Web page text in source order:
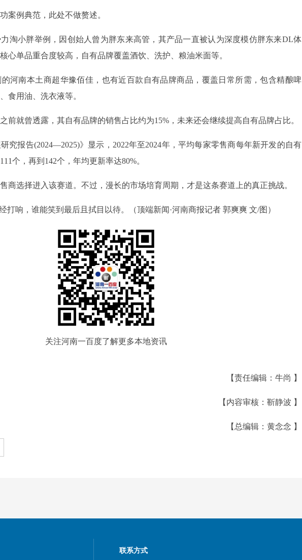
案例典范，此处不做赘述。
淘小胖举例，因创始人曾为胖东来高管，其产品一直被认为深度模仿胖东来DL体
心单品重合度较高，自有品牌覆盖酒饮、洗护、粮油米面等。
河南本土商超华豫佰佳，也有近百款自有品牌商品，覆盖日常所需，包含精酿啤
食用油、洗衣液等。
前就曾透露，其自有品牌的销售占比约为15%，未来还会继续提高自有品牌占比。
研究报告(2024—2025)》显示，2022年至2024年，平均每家零售商每年新开发的自有
个，再到142个，年均更新率达80%。
商选择进入该赛道。不过，漫长的市场培育周期，才是这条赛道上的真正挑战。
打响，谁能笑到最后且拭目以待。（顶端新闻·河南商报记者 郭爽爽 文/图）
关注河南一百度了解更多本地资讯
【责任编辑：牛尚 】
【内容审核：靳静波 】
【总编辑：黄念念 】
联系方式